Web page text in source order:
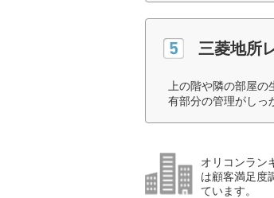
三菱地所
上の階や隣の部屋
有部分の管理がしっ
オリコンラン
は顧客満足度
ています。